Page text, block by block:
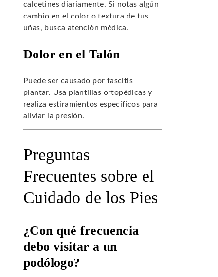
calcetines diariamente. Si notas algún
cambio en el color o textura de tus
uñas, busca atención médica.
Dolor en el Talón
Puede ser causado por fascitis
plantar. Usa plantillas ortopédicas y
realiza estiramientos específicos para
aliviar la presión.
Preguntas
Frecuentes sobre el
Cuidado de los Pies
¿Con qué frecuencia
debo visitar a un
podólogo?